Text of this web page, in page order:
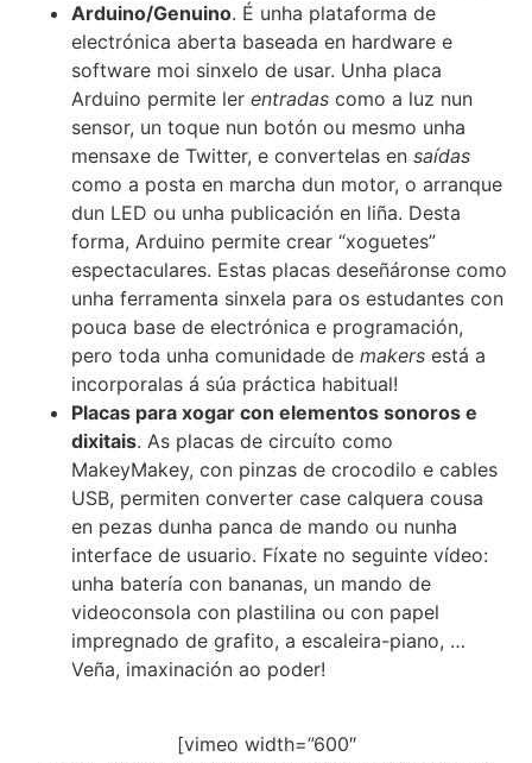
Arduino/Genuino. É unha plataforma de
electrónica aberta baseada en hardware e
software moi sinxelo de usar. Unha placa
Arduino permite ler entradas como a luz nun
sensor, un toque nun botón ou mesmo unha
mensaxe de Twitter, e convertelas en saídas
como a posta en marcha dun motor, o arranque
dun LED ou unha publicación en liña. Desta
forma, Arduino permite crear “xoguetes”
espectaculares. Estas placas deseñáronse como
unha ferramenta sinxela para os estudantes con
pouca base de electrónica e programación,
pero toda unha comunidade de makers está a
incorporalas á súa práctica habitual!
Placas para xogar con elementos sonoros e
dixitais. As placas de circuíto como
MakeyMakey, con pinzas de crocodilo e cables
USB, permiten converter case calquera cousa
en pezas dunha panca de mando ou nunha
interface de usuario. Fíxate no seguinte vídeo:
unha batería con bananas, un mando de
videoconsola con plastilina ou con papel
impregnado de grafito, a escaleira-piano, …
Veña, imaxinación ao poder!
[vimeo width=”600″